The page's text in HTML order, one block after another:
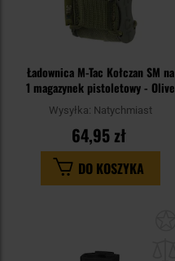
Ładownica M-Tac Kołczan SM na
1 magazynek pistoletowy - Olive
Wysyłka: Natychmiast
64,95 zł
DO KOSZYKA